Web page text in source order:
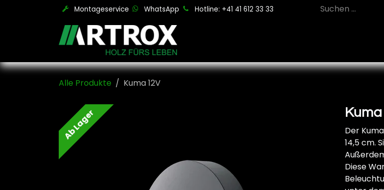
Zum Inhalt springenMontageservice WhatsApp Hotline: +41 41 612 33 33
Alle Produkte Kuma 12V
Ab Lager
Der
14,5 cm.
Diese